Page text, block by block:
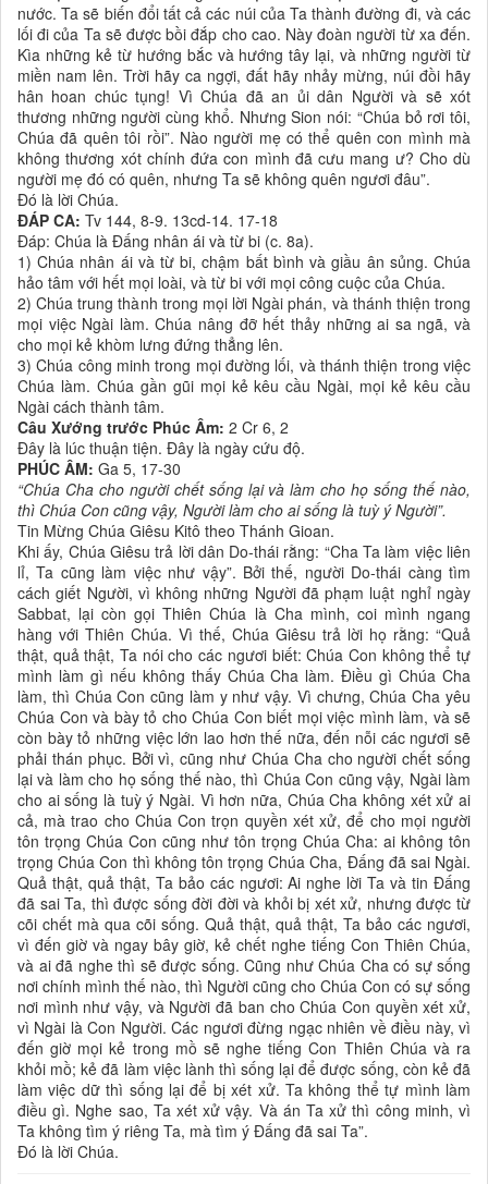
nước. Ta sẽ biến đổi tất cả các núi của Ta thành đường đi, và các
lối đi của Ta sẽ được bồi đắp cho cao. Này đoàn người từ xa đến.
Kìa những kẻ từ hướng bắc và hướng tây lại, và những người từ
miền nam lên. Trời hãy ca ngợi, đất hãy nhảy mừng, núi đồi hãy
hân hoan chúc tụng! Vì Chúa đã an ủi dân Người và sẽ xót
thương những người cùng khổ. Nhưng Sion nói: “Chúa bỏ rơi tôi,
Chúa đã quên tôi rồi”. Nào người mẹ có thể quên con mình mà
không thương xót chính đứa con mình đã cưu mang ư? Cho dù
người mẹ đó có quên, nhưng Ta sẽ không quên ngươi đâu”.
Ðó là lời Chúa.
ĐÁP CA: Tv 144, 8-9. 13cd-14. 17-18
Ðáp: Chúa là Ðấng nhân ái và từ bi (c. 8a).
1) Chúa nhân ái và từ bi, chậm bất bình và giầu ân sủng. Chúa
hảo tâm với hết mọi loài, và từ bi với mọi công cuộc của Chúa.
2) Chúa trung thành trong mọi lời Ngài phán, và thánh thiện trong
mọi việc Ngài làm. Chúa nâng đỡ hết thảy những ai sa ngã, và
cho mọi kẻ khòm lưng đứng thẳng lên.
3) Chúa công minh trong mọi đường lối, và thánh thiện trong việc
Chúa làm. Chúa gần gũi mọi kẻ kêu cầu Ngài, mọi kẻ kêu cầu
Ngài cách thành tâm.
Câu Xướng trước Phúc Âm: 2 Cr 6, 2
Ðây là lúc thuận tiện. Ðây là ngày cứu độ.
PHÚC ÂM: Ga 5, 17-30
“Chúa Cha cho người chết sống lại và làm cho họ sống thế nào,
thì Chúa Con cũng vậy, Người làm cho ai sống là tuỳ ý Người”.
Tin Mừng Chúa Giêsu Kitô theo Thánh Gioan.
Khi ấy, Chúa Giêsu trả lời dân Do-thái rằng: “Cha Ta làm việc liên
lỉ, Ta cũng làm việc như vậy”. Bởi thế, người Do-thái càng tìm
cách giết Người, vì không những Người đã phạm luật nghỉ ngày
Sabbat, lại còn gọi Thiên Chúa là Cha mình, coi mình ngang
hàng với Thiên Chúa. Vì thế, Chúa Giêsu trả lời họ rằng: “Quả
thật, quả thật, Ta nói cho các ngươi biết: Chúa Con không thể tự
mình làm gì nếu không thấy Chúa Cha làm. Ðiều gì Chúa Cha
làm, thì Chúa Con cũng làm y như vậy. Vì chưng, Chúa Cha yêu
Chúa Con và bày tỏ cho Chúa Con biết mọi việc mình làm, và sẽ
còn bày tỏ những việc lớn lao hơn thế nữa, đến nỗi các ngươi sẽ
phải thán phục. Bởi vì, cũng như Chúa Cha cho người chết sống
lại và làm cho họ sống thế nào, thì Chúa Con cũng vậy, Ngài làm
cho ai sống là tuỳ ý Ngài. Vì hơn nữa, Chúa Cha không xét xử ai
cả, mà trao cho Chúa Con trọn quyền xét xử, để cho mọi người
tôn trọng Chúa Con cũng như tôn trọng Chúa Cha: ai không tôn
trọng Chúa Con thì không tôn trọng Chúa Cha, Ðấng đã sai Ngài.
Quả thật, quả thật, Ta bảo các ngươi: Ai nghe lời Ta và tin Ðấng
đã sai Ta, thì được sống đời đời và khỏi bị xét xử, nhưng được từ
cõi chết mà qua cõi sống. Quả thật, quả thật, Ta bảo các ngươi,
vì đến giờ và ngay bây giờ, kẻ chết nghe tiếng Con Thiên Chúa,
và ai đã nghe thì sẽ được sống. Cũng như Chúa Cha có sự sống
nơi chính mình thế nào, thì Người cũng cho Chúa Con có sự sống
nơi mình như vậy, và Người đã ban cho Chúa Con quyền xét xử,
vì Ngài là Con Người. Các ngươi đừng ngạc nhiên về điều này, vì
đến giờ mọi kẻ trong mồ sẽ nghe tiếng Con Thiên Chúa và ra
khỏi mồ; kẻ đã làm việc lành thì sống lại để được sống, còn kẻ đã
làm việc dữ thì sống lại để bị xét xử. Ta không thể tự mình làm
điều gì. Nghe sao, Ta xét xử vậy. Và án Ta xử thì công minh, vì
Ta không tìm ý riêng Ta, mà tìm ý Ðấng đã sai Ta”.
Ðó là lời Chúa.